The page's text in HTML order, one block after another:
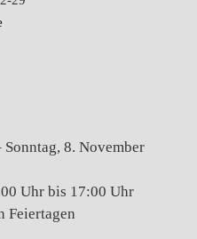
Sonntag, 8. November
Uhr bis 17:00 Uhr
Feiertagen